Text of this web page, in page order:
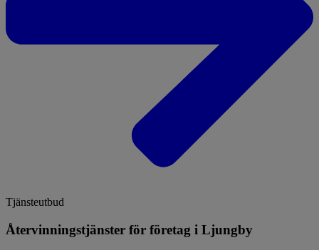
Tjänsteutbud
Återvinningstjänster för företag i Ljungby